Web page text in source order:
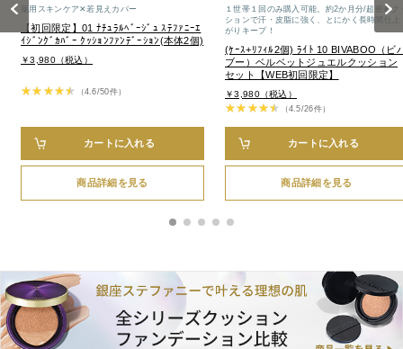
Previous
薬用スキンケア✕若見えカバー
【初回限定】01 ﾅﾁｭﾗﾙﾍﾞｰｼﾞｭ ｽﾃﾌｧﾆｰｴ
ｲｼﾞﾝｸﾞｶﾊﾞｰ ｸｯｼｮﾝﾌｧﾝﾃﾞｰｼｮﾝ(本体2個)
￥3,980（税込）
（4.6/50件）
カートに入れる
商品詳細を見る
１世帯１回のみ購入可能。約2か月分/超密着ク
ションで汗・皮脂に強く、とにかく長時間仕上
がりキープ！
(ｹｰｽ+ﾘﾌｨﾙ2個) ﾗｲﾄ 10 BIVABOO（ビ
ブー）ベルベットジュエルクッション
セット【WEB初回限定】
￥3,980（税込）
（4.5/26件）
カートに入れる
商品詳細を見る
Next